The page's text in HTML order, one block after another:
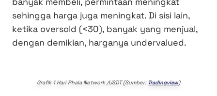
sehingga harga juga meningkat. Di sisi lain,
ketika oversold (<30), banyak yang menjual,
dengan demikian, harganya undervalued.
Grafik 1 Hari Phala Network /USDT (Sumber: Tradingview)